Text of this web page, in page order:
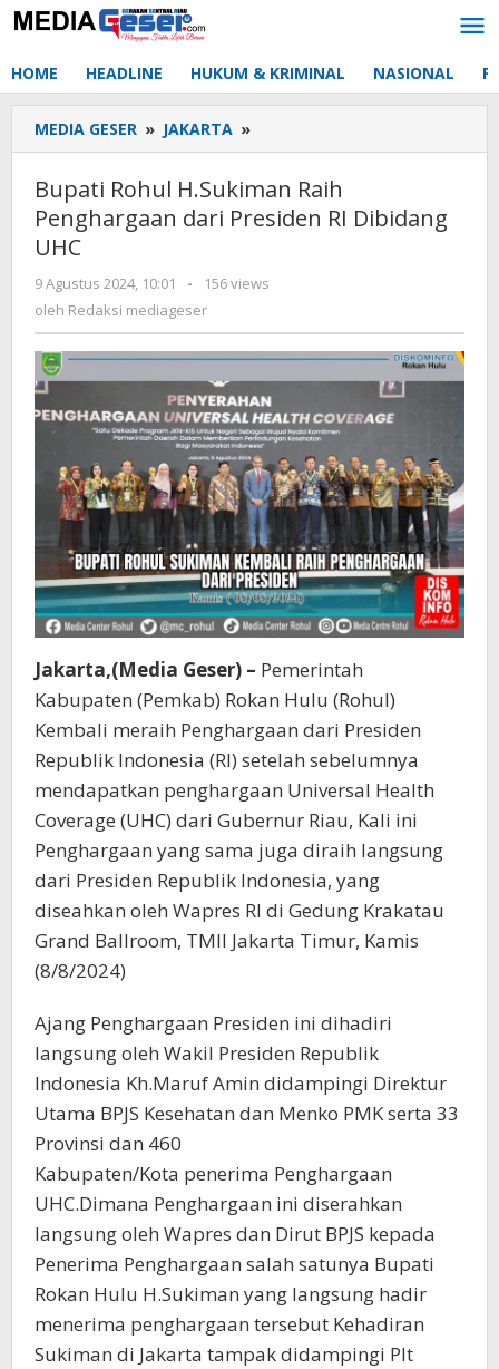
Lewati
ke
HOME HEADLINE HUKUM & KRIMINAL NASIONAL
MEDIA GESER » JAKARTA »
Rohul
H.Sukiman
Raih
Penghargaan
RI
UHC
Bupati Rohul H.Sukiman Raih
Penghargaan dari Presiden RI Dibidang
UHC
9 Agustus 2024, 10:01
oleh
Redaksi
-
156 views
oleh Redaksi mediageser
Jakarta,(Media Geser) – Pemerintah
Kabupaten (Pemkab) Rokan Hulu (Rohul)
Kembali meraih Penghargaan dari Presiden
Republik Indonesia (RI) setelah sebelumnya
mendapatkan penghargaan Universal Health
Coverage (UHC) dari Gubernur Riau, Kali ini
Penghargaan yang sama juga diraih langsung
dari Presiden Republik Indonesia, yang
diseahkan oleh Wapres RI di Gedung Krakatau
Grand Ballroom, TMII Jakarta Timur, Kamis
(8/8/2024)
Ajang Penghargaan Presiden ini dihadiri
langsung oleh Wakil Presiden Republik
Indonesia Kh.Maruf Amin didampingi Direktur
Utama BPJS Kesehatan dan Menko PMK serta 33
Provinsi dan 460
Kabupaten/Kota penerima Penghargaan
UHC.Dimana Penghargaan ini diserahkan
langsung oleh Wapres dan Dirut BPJS kepada
Penerima Penghargaan salah satunya Bupati
Rokan Hulu H.Sukiman yang langsung hadir
menerima penghargaan tersebut Kehadiran
Sukiman di Jakarta tampak didampingi Plt